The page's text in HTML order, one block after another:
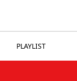
PLAYLIST